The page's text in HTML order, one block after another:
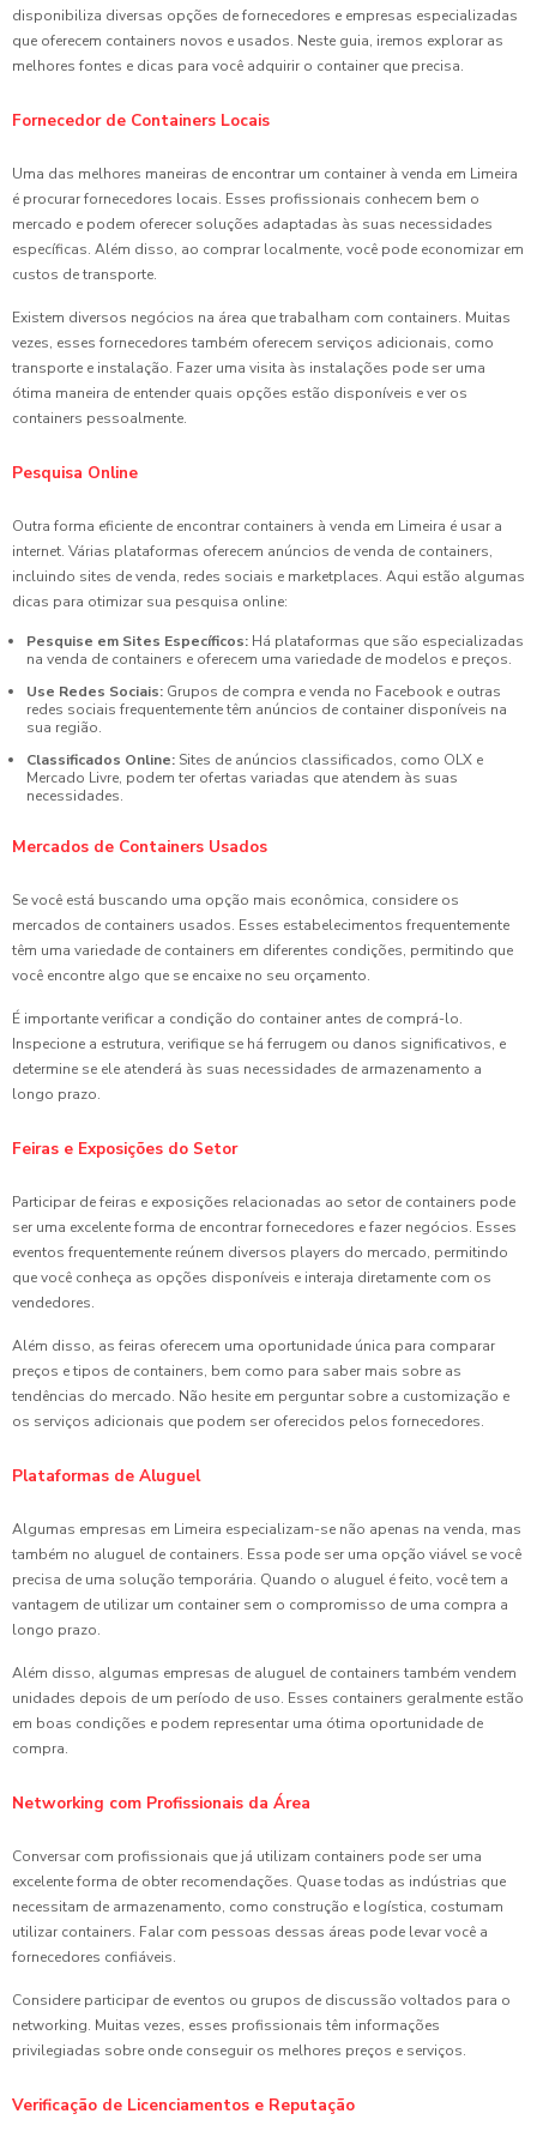
disponibiliza diversas opções de fornecedores e empresas especializadas
que oferecem containers novos e usados. Neste guia, iremos explorar as
melhores fontes e dicas para você adquirir o container que precisa.
Fornecedor de Containers Locais
Uma das melhores maneiras de encontrar um container à venda em Limeira
é procurar fornecedores locais. Esses profissionais conhecem bem o
mercado e podem oferecer soluções adaptadas às suas necessidades
específicas. Além disso, ao comprar localmente, você pode economizar em
custos de transporte.
Existem diversos negócios na área que trabalham com containers. Muitas
vezes, esses fornecedores também oferecem serviços adicionais, como
transporte e instalação. Fazer uma visita às instalações pode ser uma
ótima maneira de entender quais opções estão disponíveis e ver os
containers pessoalmente.
Pesquisa Online
Outra forma eficiente de encontrar containers à venda em Limeira é usar a
internet. Várias plataformas oferecem anúncios de venda de containers,
incluindo sites de venda, redes sociais e marketplaces. Aqui estão algumas
dicas para otimizar sua pesquisa online:
Pesquise em Sites Específicos: Há plataformas que são especializadas
na venda de containers e oferecem uma variedade de modelos e preços.
Use Redes Sociais: Grupos de compra e venda no Facebook e outras
redes sociais frequentemente têm anúncios de container disponíveis na
sua região.
Classificados Online: Sites de anúncios classificados, como OLX e
Mercado Livre, podem ter ofertas variadas que atendem às suas
necessidades.
Mercados de Containers Usados
Se você está buscando uma opção mais econômica, considere os
mercados de containers usados. Esses estabelecimentos frequentemente
têm uma variedade de containers em diferentes condições, permitindo que
você encontre algo que se encaixe no seu orçamento.
É importante verificar a condição do container antes de comprá-lo.
Inspecione a estrutura, verifique se há ferrugem ou danos significativos, e
determine se ele atenderá às suas necessidades de armazenamento a
longo prazo.
Feiras e Exposições do Setor
Participar de feiras e exposições relacionadas ao setor de containers pode
ser uma excelente forma de encontrar fornecedores e fazer negócios. Esses
eventos frequentemente reúnem diversos players do mercado, permitindo
que você conheça as opções disponíveis e interaja diretamente com os
vendedores.
Além disso, as feiras oferecem uma oportunidade única para comparar
preços e tipos de containers, bem como para saber mais sobre as
tendências do mercado. Não hesite em perguntar sobre a customização e
os serviços adicionais que podem ser oferecidos pelos fornecedores.
Plataformas de Aluguel
Algumas empresas em Limeira especializam-se não apenas na venda, mas
também no aluguel de containers. Essa pode ser uma opção viável se você
precisa de uma solução temporária. Quando o aluguel é feito, você tem a
vantagem de utilizar um container sem o compromisso de uma compra a
longo prazo.
Além disso, algumas empresas de aluguel de containers também vendem
unidades depois de um período de uso. Esses containers geralmente estão
em boas condições e podem representar uma ótima oportunidade de
compra.
Networking com Profissionais da Área
Conversar com profissionais que já utilizam containers pode ser uma
excelente forma de obter recomendações. Quase todas as indústrias que
necessitam de armazenamento, como construção e logística, costumam
utilizar containers. Falar com pessoas dessas áreas pode levar você a
fornecedores confiáveis.
Considere participar de eventos ou grupos de discussão voltados para o
networking. Muitas vezes, esses profissionais têm informações
privilegiadas sobre onde conseguir os melhores preços e serviços.
Verificação de Licenciamentos e Reputação